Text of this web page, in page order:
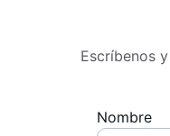
Nombre
Escríbenos